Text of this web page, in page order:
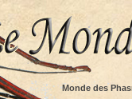
Monde des